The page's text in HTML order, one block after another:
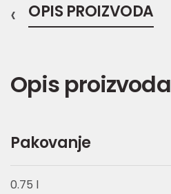
OPIS PROIZVODA
‹
Opis proizvoda
Pakovanje
0.75 l